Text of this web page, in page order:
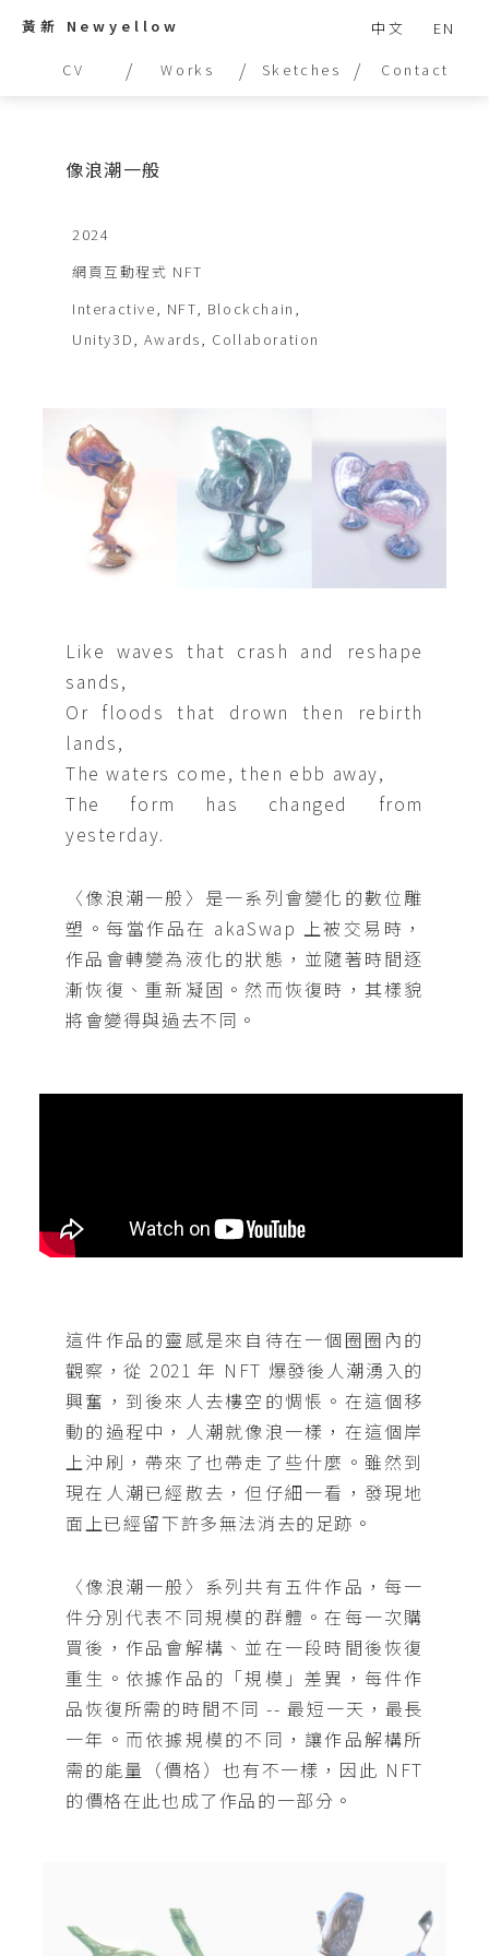
黃新 Newyellow
CV / Works / Sketches / Contact
中文 EN
像浪潮一般
2024
網頁互動程式 NFT
Interactive, NFT, Blockchain,
Unity3D, Awards, Collaboration
Like waves that crash and reshape
sands,
Or floods that drown then rebirth
lands,
The waters come, then ebb away,
The form has changed from
yesterday.
〈像浪潮一般〉是一系列會變化的數位雕
塑。每當作品在 akaSwap 上被交易時，
作品會轉變為液化的狀態，並隨著時間逐
漸恢復、重新凝固。然而恢復時，其樣貌
將會變得與過去不同。
這件作品的靈感是來自待在一個圈圈內的
觀察，從 2021 年 NFT 爆發後人潮湧入的
興奮，到後來人去樓空的惆悵。在這個移
動的過程中，人潮就像浪一樣，在這個岸
上沖刷，帶來了也帶走了些什麼。雖然到
現在人潮已經散去，但仔細一看，發現地
面上已經留下許多無法消去的足跡。
〈像浪潮一般〉系列共有五件作品，每一
件分別代表不同規模的群體。在每一次購
買後，作品會解構、並在一段時間後恢復
重生。依據作品的「規模」差異，每件作
品恢復所需的時間不同 -- 最短一天，最長
一年。而依據規模的不同，讓作品解構所
需的能量（價格）也有不一樣，因此 NFT
的價格在此也成了作品的一部分。